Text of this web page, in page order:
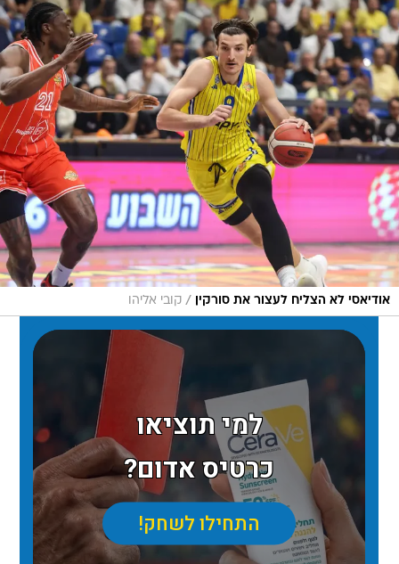
אודיאסי לא הצליח לעצור את סורקין / קובי אליהו